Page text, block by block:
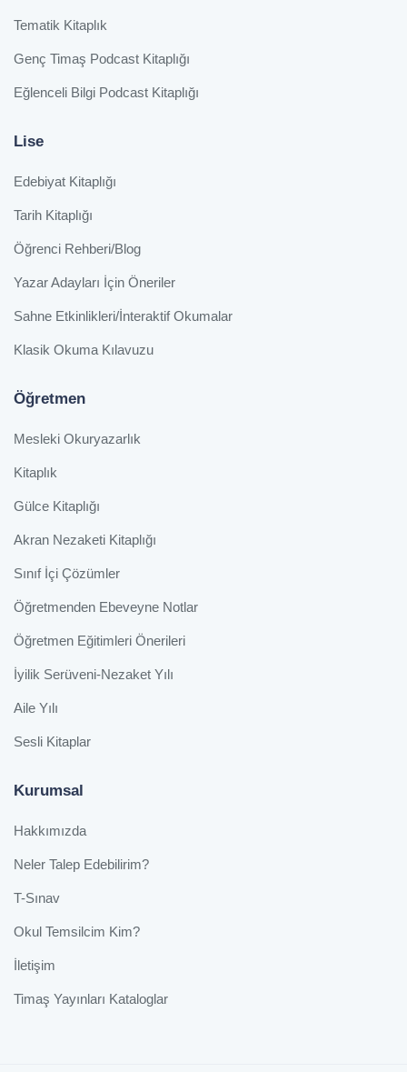
Tematik Kitaplık
Genç Timaş Podcast Kitaplığı
Eğlenceli Bilgi Podcast Kitaplığı
Lise
Edebiyat Kitaplığı
Tarih Kitaplığı
Öğrenci Rehberi/Blog
Yazar Adayları İçin Öneriler
Sahne Etkinlikleri/İnteraktif Okumalar
Klasik Okuma Kılavuzu
Öğretmen
Mesleki Okuryazarlık
Kitaplık
Gülce Kitaplığı
Akran Nezaketi Kitaplığı
Sınıf İçi Çözümler
Öğretmenden Ebeveyne Notlar
Öğretmen Eğitimleri Önerileri
İyilik Serüveni-Nezaket Yılı
Aile Yılı
Sesli Kitaplar
Kurumsal
Hakkımızda
Neler Talep Edebilirim?
T-Sınav
Okul Temsilcim Kim?
İletişim
Timaş Yayınları Kataloglar